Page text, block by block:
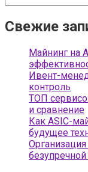
Свежие
Майнинг на
Ивент-
контроль
ТОП
и сравнение
Как ASIC-
будущее